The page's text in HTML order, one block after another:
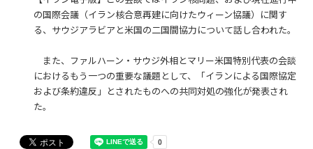
の国際会議（イラン核合意再建に向けたウィーン協議）に関す
る、サウジアラビアと米国の二国間協力について話し合われた。
また、ファルハーン・サウジ外相とマリー米国特別代表の会談
におけるもう一つの重要な議題として、「イランによる国際協定
および条約違反」とされたものへの共同対処の強化が発表され
た。